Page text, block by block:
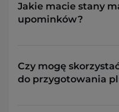
Jakie macie stany
upominków?
Czy mogę
do przygotowania